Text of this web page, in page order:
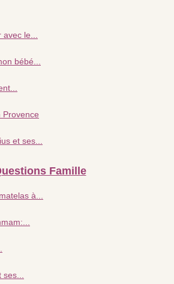
le...
bébé...
Provence
et ses...
Famille
à...